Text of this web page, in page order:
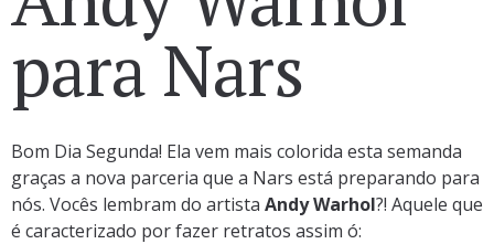
para Nars
Bom Dia Segunda! Ela vem mais colorida esta semanda
graças a nova parceria que a Nars está preparando para
nós. Vocês lembram do artista Andy Warhol?! Aquele que
é caracterizado por fazer retratos assim ó: